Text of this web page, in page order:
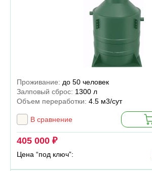
Проживание: до 50 человек
Залповый сброс: 1300 л
Объем переработки: 4.5 м3/сут
В сравнение
405 000 ₽
Цена “под ключ”: